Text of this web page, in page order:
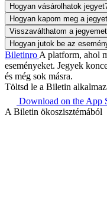
Hogyan vásárolhatok
Hogyan kapom meg a
Visszaválthatom a
Hogyan jutok be az
Biletinro A platform, ahol
eseményeket. Jegyek
és még sok másra.
Töltsd le a Biletin
Download on the App
A Biletin ökoszisztémából